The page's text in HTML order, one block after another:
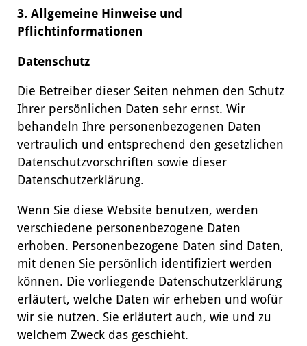
3. Allgemeine Hinweise und
Pflichtinformationen
Datenschutz
Die Betreiber dieser Seiten nehmen den Schutz
Ihrer persönlichen Daten sehr ernst. Wir
behandeln Ihre personenbezogenen Daten
vertraulich und entsprechend den gesetzlichen
Datenschutzvorschriften sowie dieser
Datenschutzerklärung.
Wenn Sie diese Website benutzen, werden
verschiedene personenbezogene Daten
erhoben. Personenbezogene Daten sind Daten,
mit denen Sie persönlich identifiziert werden
können. Die vorliegende Datenschutzerklärung
erläutert, welche Daten wir erheben und wofür
wir sie nutzen. Sie erläutert auch, wie und zu
welchem Zweck das geschieht.